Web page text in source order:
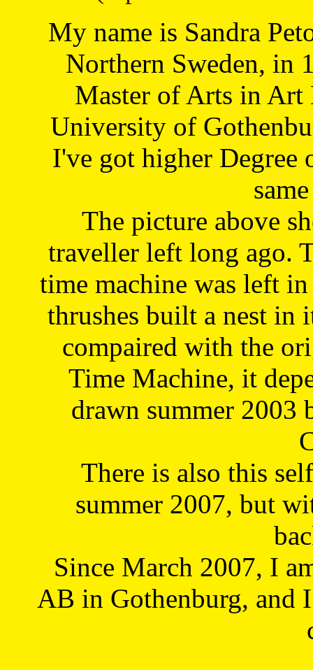
My name is Sandra
Northern Sweden, in
Master of Arts in Art
University of
I've got higher Degree
The picture above
traveller left long ago.
time machine was left
thrushes built a nest in
compaired with the
Time Machine, it
drawn summer 2003
There is also this
summer 2007, but
Since March 2007, I
AB in Gothenburg, and